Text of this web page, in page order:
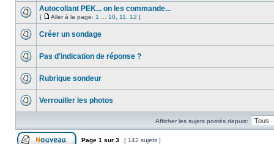
Autocollant PEK... on les commande...
[ Aller à la page: 1 10 11 12 ]
Créer un sondage
Pas d'indication de réponse ?
Rubrique sondeur
Verrouiller les photos
Afficher les sujets postés depuis:
Page 1 sur 3 [ 142 sujets ]